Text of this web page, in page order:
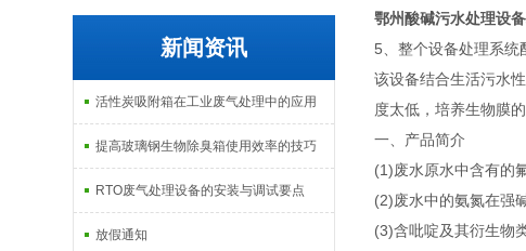
新闻资讯
活性炭吸附箱在工业废气处理中的应用
提高玻璃钢生物除臭箱使用效率的技巧
RTO废气处理设备的安装与调试要点
放假通知
鄂州酸碱污水处理设
5、整个设备处理系统
该设备结合生活污水
度太低，培养生物膜
一、产品简介
(1)废水原水中含有的
(2)废水中的氨氮在强
(3)含吡啶及其衍生物